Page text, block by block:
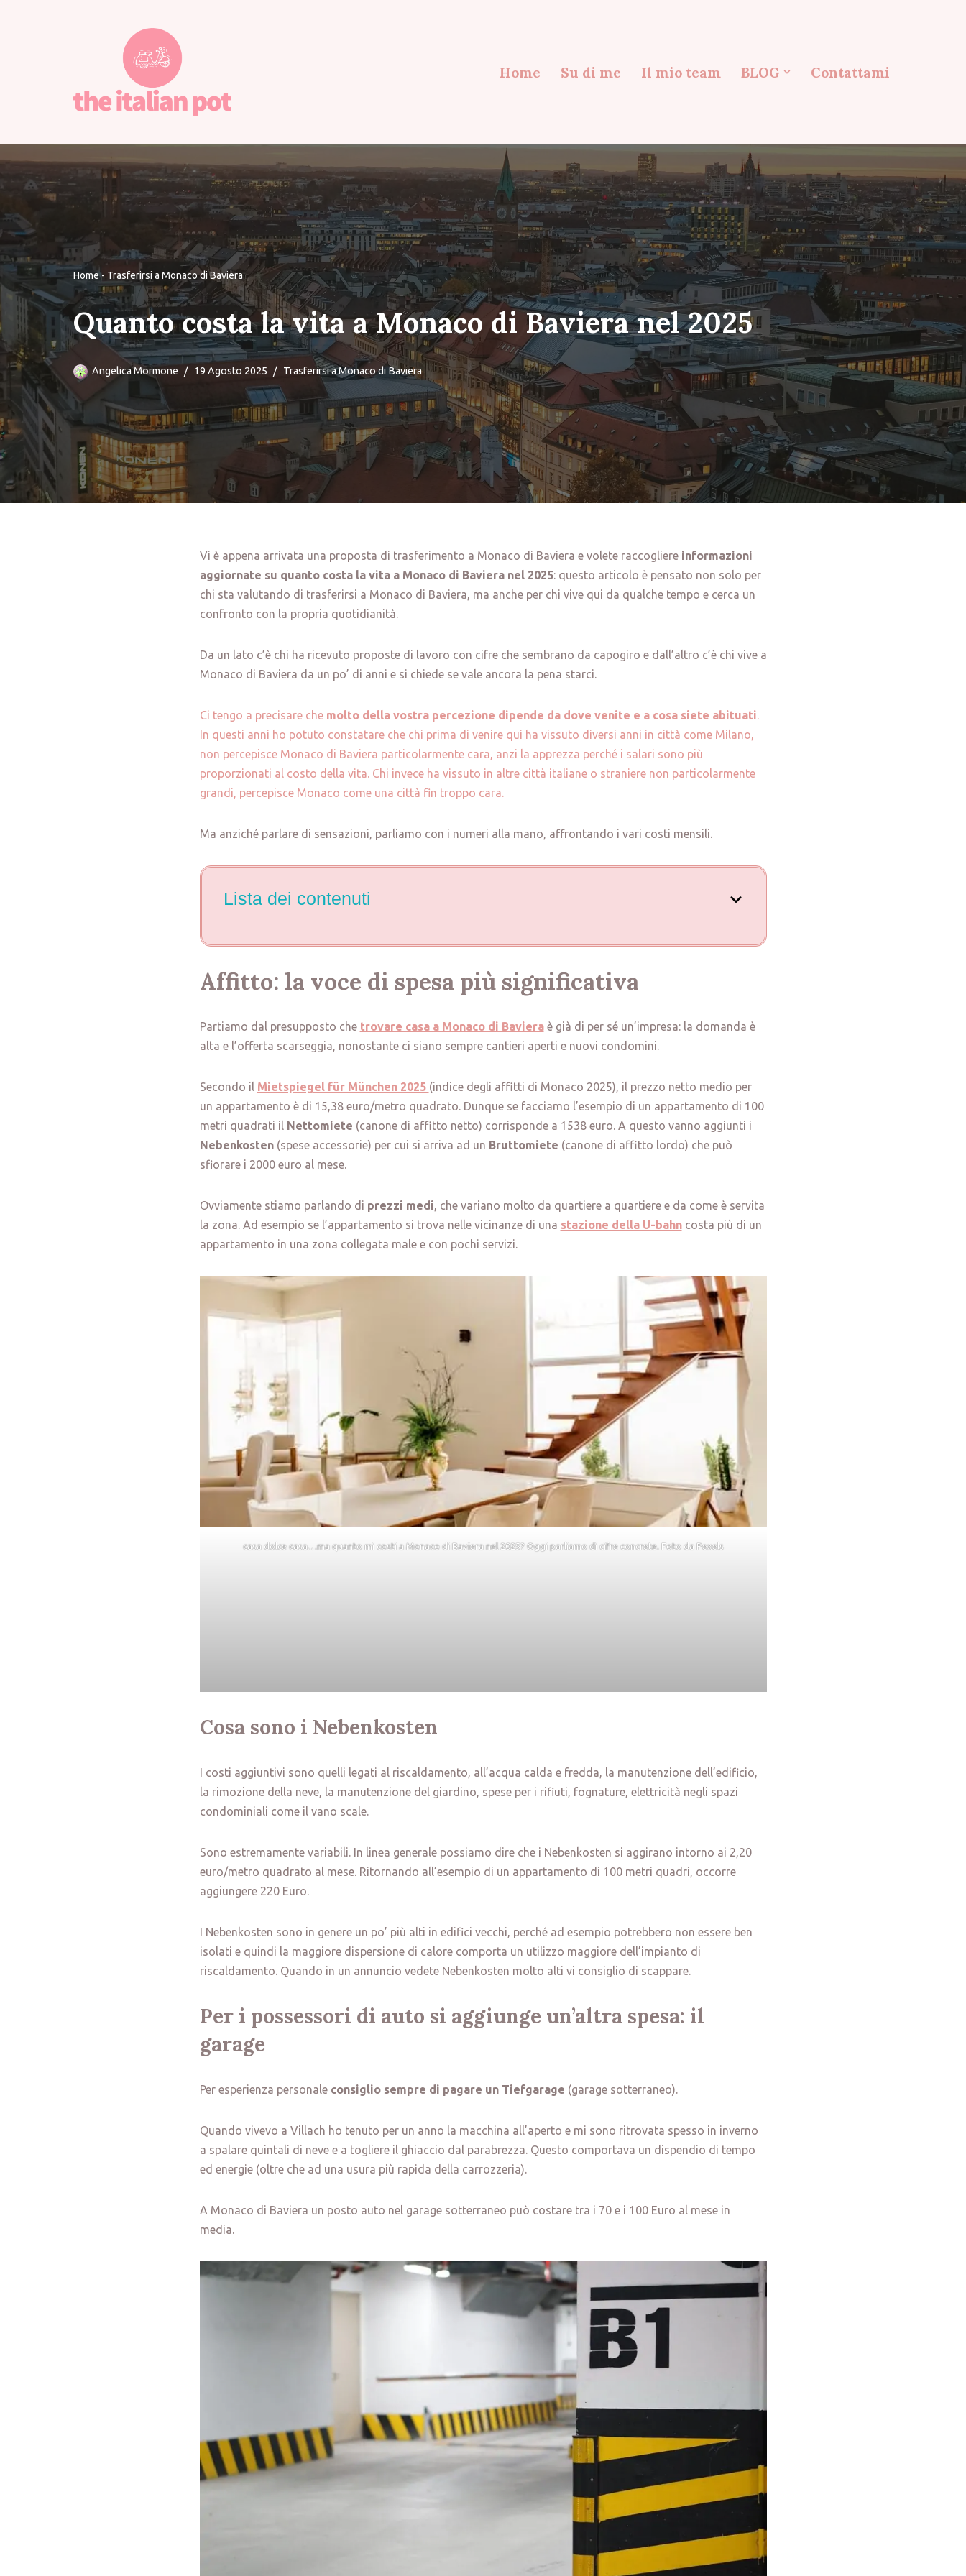
Home Su di me Il mio team BLOG Contattami
Home- Trasferirsi a Monaco di Baviera
Quanto costa la vita a Monaco di Baviera nel 2025
Angelica Mormone 19 Agosto 2025 Trasferirsi a Monaco di Baviera
Vi è appena arrivata una proposta di trasferimento a Monaco di Baviera e volete raccogliere informazioni
aggiornate su quanto costa la vita a Monaco di Baviera nel 2025: questo articolo è pensato non solo per
chi sta valutando di trasferirsi a Monaco di Baviera, ma anche per chi vive qui da qualche tempo e cerca un
confronto con la propria quotidianità.
Da un lato c’è chi ha ricevuto proposte di lavoro con cifre che sembrano da capogiro e dall’altro c’è chi vive a
Monaco di Baviera da un po’ di anni e si chiede se vale ancora la pena starci.
Ci tengo a precisare che molto della vostra percezione dipende da dove venite e a cosa siete abituati.
In questi anni ho potuto constatare che chi prima di venire qui ha vissuto diversi anni in città come Milano,
non percepisce Monaco di Baviera particolarmente cara, anzi la apprezza perché i salari sono più
proporzionati al costo della vita. Chi invece ha vissuto in altre città italiane o straniere non particolarmente
grandi, percepisce Monaco come una città fin troppo cara.
Ma anziché parlare di sensazioni, parliamo con i numeri alla mano, affrontando i vari costi mensili.
Lista dei contenuti
Affitto: la voce di spesa più significativa
Partiamo dal presupposto che trovare casa a Monaco di Bavieraè già di per sé un’impresa: la domanda è
alta e l’offerta scarseggia, nonostante ci siano sempre cantieri aperti e nuovi condomini.
Secondo il Mietspiegel für München 2025 (indice degli affitti di Monaco 2025), il prezzo netto medio per
un appartamento è di 15,38 euro/metro quadrato. Dunque se facciamo l’esempio di un appartamento di 100
metri quadrati il Nettomiete (canone di affitto netto) corrisponde a 1538 euro. A questo vanno aggiunti i
Nebenkosten(spese accessorie) per cui si arriva ad un Bruttomiete (canone di affitto lordo) che può
sfiorare i 2000 euro al mese.
Ovviamente stiamo parlando di prezzi medi, che variano molto da quartiere a quartiere e da come è servita
la zona. Ad esempio se l’appartamento si trova nelle vicinanze di una stazione della U-bahncosta più di un
appartamento in una zona collegata male e con pochi servizi.
casa dolce casa…ma quanto mi costi a Monaco di Baviera nel 2025? Oggi parliamo di cifre concrete. Foto da Pexels
Cosa sono i Nebenkosten
I costi aggiuntivi sono quelli legati al riscaldamento, all’acqua calda e fredda, la manutenzione dell’edificio,
la rimozione della neve, la manutenzione del giardino, spese per i rifiuti, fognature, elettricità negli spazi
condominiali come il vano scale.
Sono estremamente variabili. In linea generale possiamo dire che i Nebenkosten si aggirano intorno ai 2,20
euro/metro quadrato al mese. Ritornando all’esempio di un appartamento di 100 metri quadri, occorre
aggiungere 220 Euro.
I Nebenkosten sono in genere un po’ più alti in edifici vecchi, perché ad esempio potrebbero non essere ben
isolati e quindi la maggiore dispersione di calore comporta un utilizzo maggiore dell’impianto di
riscaldamento. Quando in un annuncio vedete Nebenkosten molto alti vi consiglio di scappare.
Per i possessori di auto si aggiunge un’altra spesa: il
garage
Per esperienza personale consiglio sempre di pagare un Tiefgarage (garage sotterraneo).
Quando vivevo a Villach ho tenuto per un anno la macchina all’aperto e mi sono ritrovata spesso in inverno
a spalare quintali di neve e a togliere il ghiaccio dal parabrezza. Questo comportava un dispendio di tempo
ed energie (oltre che ad una usura più rapida della carrozzeria).
A Monaco di Baviera un posto auto nel garage sotterraneo può costare tra i 70 e i 100 Euro al mese in
media.